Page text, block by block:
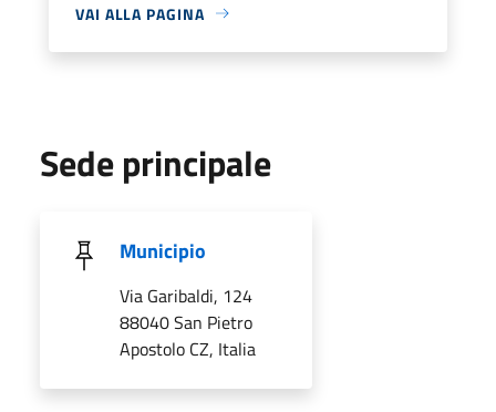
VAI ALLA PAGINA
Sede principale
Municipio
Via Garibaldi, 124
88040 San Pietro
Apostolo CZ, Italia